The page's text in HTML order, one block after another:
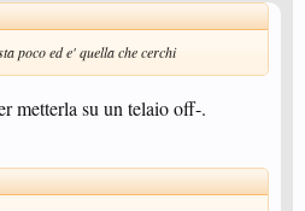
poco ed e' quella che cerchi
metterla su un telaio off-.